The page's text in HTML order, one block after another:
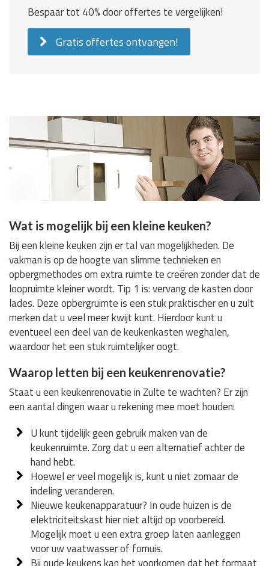
Bespaar tot 40% door offertes te vergelijken!
Gratis offertes ontvangen!
Wat is mogelijk bij een kleine keuken?
Bij een kleine keuken zijn er tal van mogelijkheden. De
vakman is op de hoogte van slimme technieken en
opbergmethodes om extra ruimte te creëren zonder dat de
loopruimte kleiner wordt. Tip 1 is: vervang de kasten door
lades. Deze opbergruimte is een stuk praktischer en u zult
merken dat u veel meer kwijt kunt. Hierdoor kunt u
eventueel een deel van de keukenkasten weghalen,
waardoor het een stuk ruimtelijker oogt.
Waarop letten bij een keukenrenovatie?
Staat u een keukenrenovatie in Zulte te wachten? Er zijn
een aantal dingen waar u rekening mee moet houden:
U kunt tijdelijk geen gebruik maken van de
keukenruimte. Zorg dat u een alternatief achter de
hand hebt.
Hoewel er veel mogelijk is, kunt u niet zomaar de
indeling veranderen.
Nieuwe keukenapparatuur? In oude huizen is de
elektriciteitskast hier niet altijd op voorbereid.
Mogelijk moet u een extra groep laten aanleggen
voor uw vaatwasser of fornuis.